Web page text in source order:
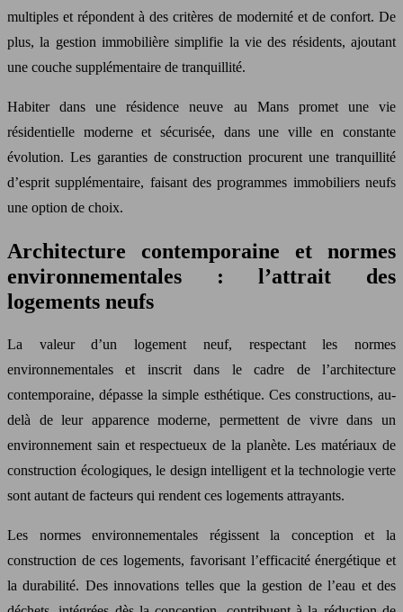
multiples et répondent à des critères de modernité et de confort. De
plus, la gestion immobilière simplifie la vie des résidents, ajoutant
une couche supplémentaire de tranquillité.
Habiter dans une résidence neuve au Mans promet une vie
résidentielle moderne et sécurisée, dans une ville en constante
évolution. Les garanties de construction procurent une tranquillité
d’esprit supplémentaire, faisant des programmes immobiliers neufs
une option de choix.
Architecture contemporaine et normes
environnementales : l’attrait des
logements neufs
La valeur d’un logement neuf, respectant les normes
environnementales et inscrit dans le cadre de l’architecture
contemporaine, dépasse la simple esthétique. Ces constructions, au-
delà de leur apparence moderne, permettent de vivre dans un
environnement sain et respectueux de la planète. Les matériaux de
construction écologiques, le design intelligent et la technologie verte
sont autant de facteurs qui rendent ces logements attrayants.
Les normes environnementales régissent la conception et la
construction de ces logements, favorisant l’efficacité énergétique et
la durabilité. Des innovations telles que la gestion de l’eau et des